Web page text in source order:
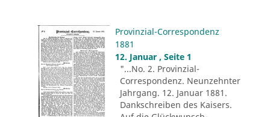
Provinzial-Correspondenz
1881
12. Januar , Seite 1
"...No. 2. Provinzial-
Correspondenz. Neunzehnter
Jahrgang. 12. Januar 1881.
Dankschreiben des Kaisers.